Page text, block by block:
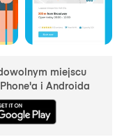
miejscu
i Androida